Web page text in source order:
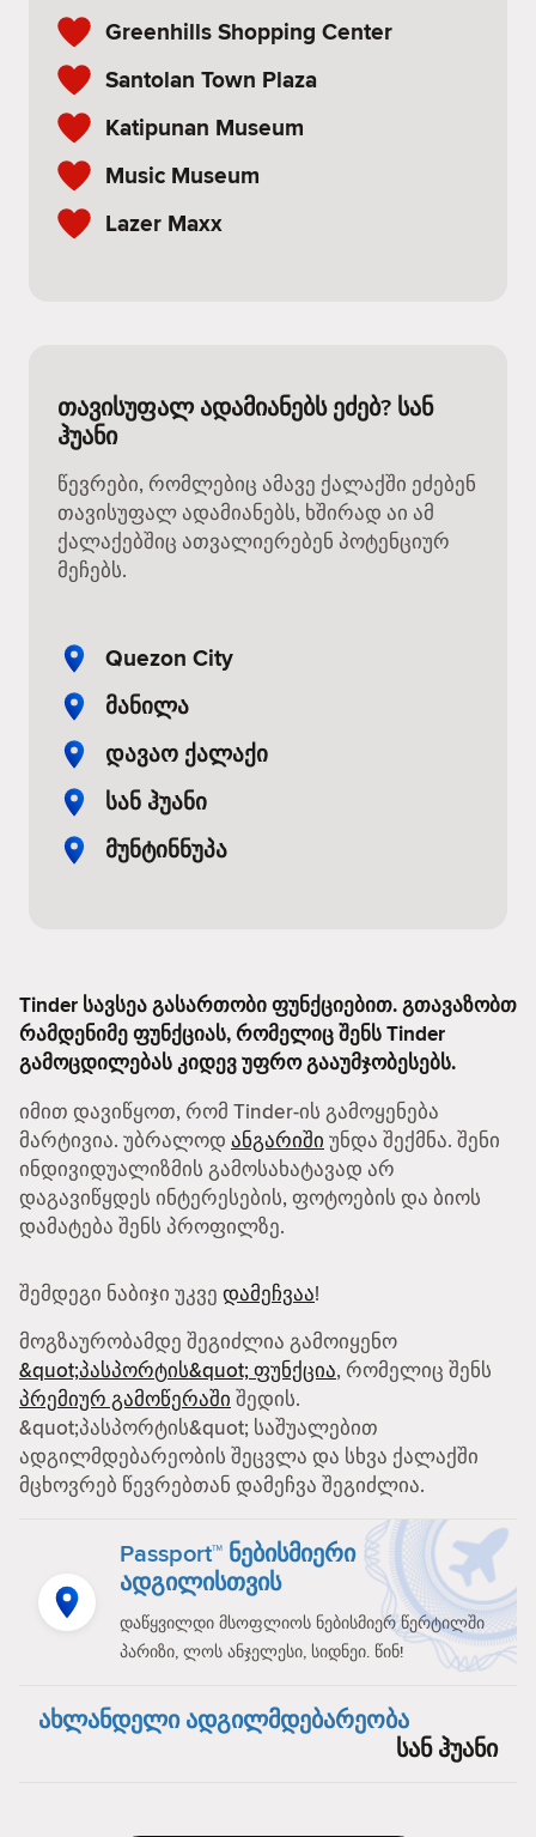
Greenhills Shopping Center
Santolan Town Plaza
Katipunan Museum
Music Museum
Lazer Maxx
თავისუფალ ადამიანებს ეძებ? სან
ჰუანი
წევრები, რომლებიც ამავე ქალაქში ეძებენ
თავისუფალ ადამიანებს, ხშირად აი ამ
ქალაქებშიც ათვალიერებენ პოტენციურ
მეჩებს.
Quezon City
მანილა
დავაო ქალაქი
სან ჰუანი
მუნტინნუპა
Tinder სავსეა გასართობი ფუნქციებით. გთავაზობთ
რამდენიმე ფუნქციას, რომელიც შენს Tinder
გამოცდილებას კიდევ უფრო გააუმჯობესებს.
იმით დავიწყოთ, რომ Tinder-ის გამოყენება
მარტივია. უბრალოდ ანგარიში უნდა შექმნა. შენი
ინდივიდუალიზმის გამოსახატავად არ
დაგავიწყდეს ინტერესების, ფოტოების და ბიოს
დამატება შენს პროფილზე.
შემდეგი ნაბიჯი უკვე დამეჩვაა!
მოგზაურობამდე შეგიძლია გამოიყენო
&quot;პასპორტის&quot; ფუნქცია, რომელიც შენს
პრემიურ გამოწერაში შედის.
&quot;პასპორტის&quot; საშუალებით
ადგილმდებარეობის შეცვლა და სხვა ქალაქში
მცხოვრებ წევრებთან დამეჩვა შეგიძლია.
Passport™ ნებისმიერი
ადგილისთვის
დაწყვილდი მსოფლიოს ნებისმიერ წერტილში
პარიზი, ლოს ანჯელესი, სიდნეი. წინ!
ახლანდელი ადგილმდებარეობა
სან ჰუანი